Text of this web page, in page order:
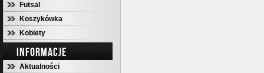
Futsal
Koszykówka
Kobiety
INFORMACJE
Aktualności